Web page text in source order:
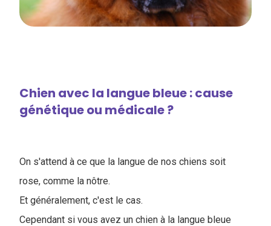
Chien avec la langue bleue : cause
génétique ou médicale ?
On s'attend à ce que la langue de nos chiens soit
rose, comme la nôtre.
Et généralement, c'est le cas.
Cependant si vous avez un chien à la langue bleue